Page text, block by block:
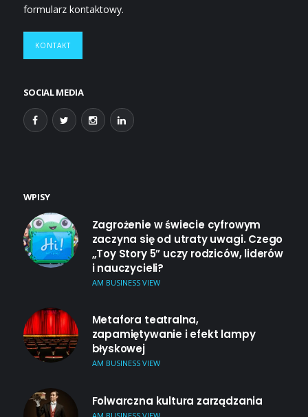
formularz kontaktowy.
KONTAKT
SOCIAL MEDIA
WPISY
Zagrożenie w świecie cyfrowym
zaczyna się od utraty uwagi. Czego
„Toy Story 5” uczy rodziców, liderów
i nauczycieli?
AM BUSINESS VIEW
Metafora teatralna,
zapamiętywanie i efekt lampy
błyskowej
AM BUSINESS VIEW
Folwarczna kultura zarządzania